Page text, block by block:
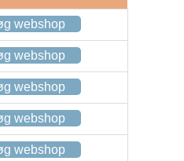
webshop
webshop
webshop
webshop
webshop